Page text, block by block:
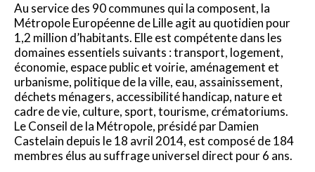
Au service des 90 communes qui la composent, la
Métropole Européenne de Lille agit au quotidien pour
1,2 million d’habitants. Elle est compétente dans les
domaines essentiels suivants : transport, logement,
économie, espace public et voirie, aménagement et
urbanisme, politique de la ville, eau, assainissement,
déchets ménagers, accessibilité handicap, nature et
cadre de vie, culture, sport, tourisme, crématoriums.
Le Conseil de la Métropole, présidé par Damien
Castelain depuis le 18 avril 2014, est composé de 184
membres élus au suffrage universel direct pour 6 ans.